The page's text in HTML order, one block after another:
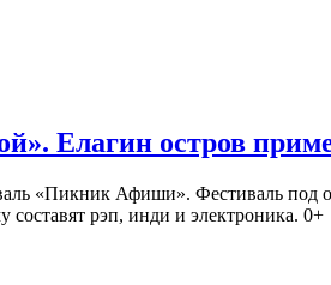
Елагин остров
«Пикник Афиши». Фестиваль под
рэп, инди и электроника. 0+